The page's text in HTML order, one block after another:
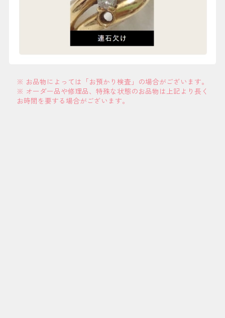
※ お品物によっては「お預かり検査」の場合がございます。
※ オーダー品や修理品、特殊な状態のお品物は上記より長く
お時間を要する場合がございます。